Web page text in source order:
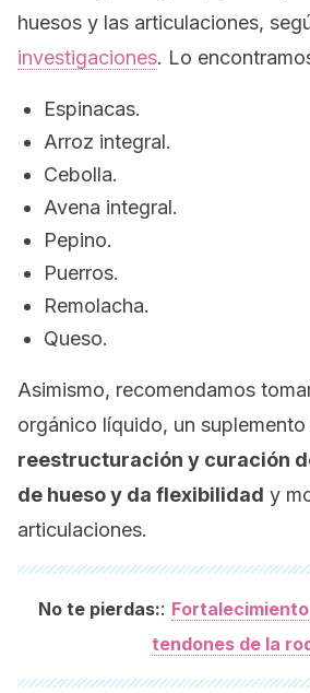
huesos y las articulaciones,
investigaciones. Lo
Espinacas.
Arroz integral.
Cebolla.
Avena integral.
Pepino.
Puerros.
Remolacha.
Queso.
Asimismo, recomendamos
orgánico líquido, un suplemento
reestructuración y curación
de hueso y da flexibilidad y
articulaciones.
No te pierdas::
tendones de la